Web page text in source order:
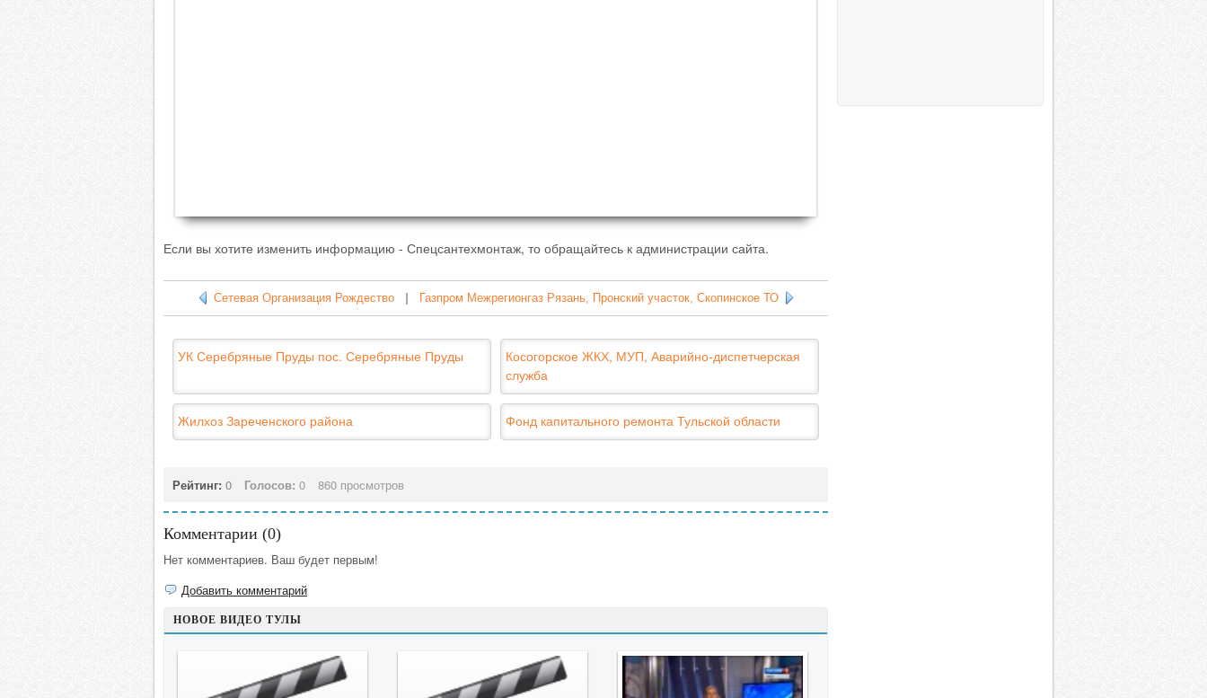
Если вы хотите изменить информацию - Спецсантехмонтаж, то обращайтесь к администрации сайта.
Сетевая Организация Рождество| Газпром Межрегионгаз Рязань, Пронский участок, Скопинское ТО
УК Серебряные Пруды пос. Серебряные Пруды
Косогорское ЖКХ, МУП, Аварийно-диспетчерская
служба
Жилхоз Зареченского района Фонд капитального ремонта Тульской области
Рейтинг: 0 Голосов: 0 860 просмотров
Комментарии (0)
Нет комментариев. Ваш будет первым!
Добавить комментарий
НОВОЕ ВИДЕО ТУЛЫ